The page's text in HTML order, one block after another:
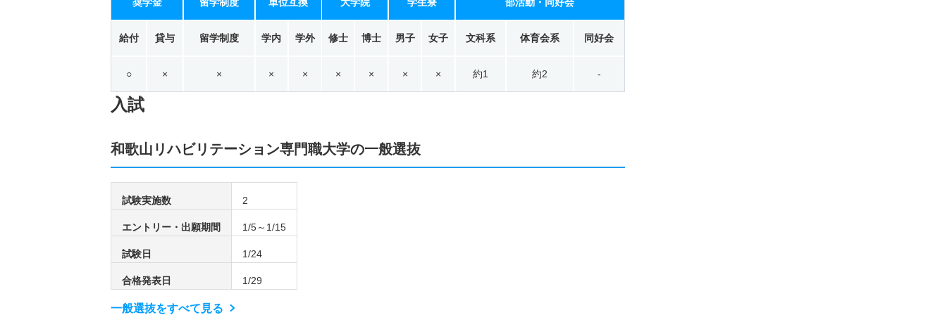
給付 貸与 留学制度
○ × ×
学内 学外
× ×
修士 博士
× ×
男子 女子
× ×
文科系 体育会系 同好会
約1 約2 -
入試
和歌山リハビリテーション専門職大学の一般選抜
試験実施数 2
エントリー・出願期間 1/5～1/15
試験日 1/24
合格発表日 1/29
一般選抜をすべて見る